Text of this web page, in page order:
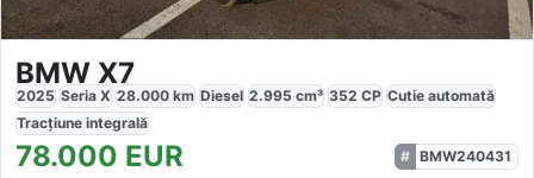
BMW X7
2025 Seria X 28.000 km Diesel 2.995 cm³ 352 CP Cutie automată
Tracțiune integrală
78.000 EUR
BMW240431